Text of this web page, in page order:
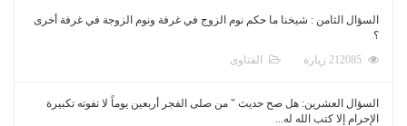
السؤال الثامن : شيخنا ما حكم نوم الزوج في غرفة ونوم الزوجة في غرفة أخرى
؟
الفتاوى
السؤال العشرين: هل صح حديث " من صلى الفجر أربعين يوماً لا تفوته تكبيرة
الإحرام إلا كتب الله له...